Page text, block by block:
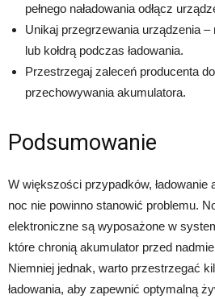
pełnego naładowania odłącz
Unikaj przegrzewania urządzenia
lub kołdrą podczas ładowania.
Przestrzegaj zaleceń producenta
przechowywania akumulatora.
Podsumowanie
W większości przypadków, ładowanie
noc nie powinno stanowić problemu.
elektroniczne są wyposażone w
które chronią akumulator przed
Niemniej jednak, warto przestrzegać
ładowania, aby zapewnić optymalną